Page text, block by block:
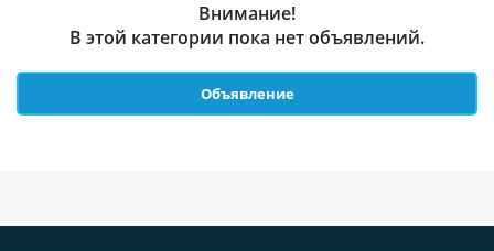
Внимание!
В этой категории пока нет объявлений.
Объявление